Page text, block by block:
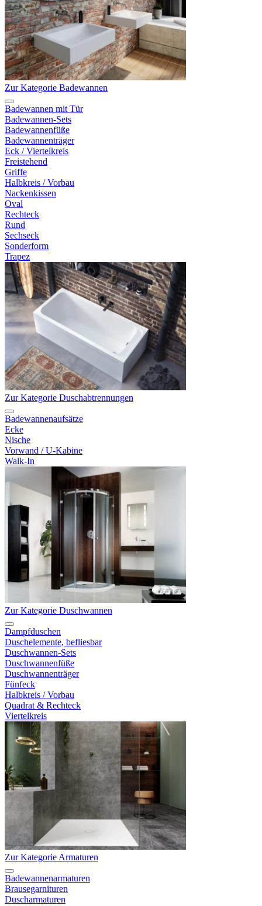
Zur Kategorie Badewannen
Badewannen mit Tür
Badewannen-Sets
Badewannenfüße
Badewannenträger
Eck / Viertelkreis
Freistehend
Griffe
Halbkreis / Vorbau
Nackenkissen
Oval
Rechteck
Rund
Sechseck
Sonderform
Trapez
Zur Kategorie Duschabtrennungen
Badewannenaufsätze
Ecke
Nische
Vorwand / U-Kabine
Walk-In
Zur Kategorie Duschwannen
Dampfduschen
Duschelemente, befliesbar
Duschwannen-Sets
Duschwannenfüße
Duschwannenträger
Fünfeck
Halbkreis / Vorbau
Quadrat & Rechteck
Viertelkreis
Zur Kategorie Armaturen
Badewannenarmaturen
Brausegarnituren
Duscharmaturen